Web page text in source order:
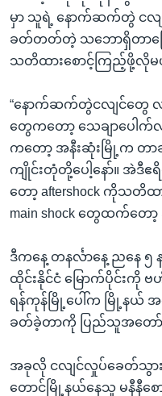
မှာ သူရဲ့ နောက်ဆက်တွဲ င
ခတ်တတ်တဲ့ သဘောရှိတာကြ
သတိထားစောင့်ကြည့်ဖို့လိုမ
“နောက်ဆက်တွဲငလျင်တွေ လ
တွေကတော့ သေချာပေါက်
ကတော့ အနီးဆုံးမြို့က တာ
ကျိုင်းတုံတို့ပေါ့နော်။ အဲဒီ
တော့ aftershock ကိုသတိထ
main shock တွေထက်တော့
ဒီကနေ့ တနင်္လာနေ့ ညနေ ၅
ထိုင်းနိုင်ငံ မြောက်ပိုင်းကို ဗ
ရန်ကုန်မြို့ပေါ်က မြို့နယ် အ
ခတ်ခဲ့တာကို ပြည်သူအတော်
အခုလို ငလျင်လှုပ်ခေတ်သွာ
တောင်မြို့နယ်နေသူ မနီနီ